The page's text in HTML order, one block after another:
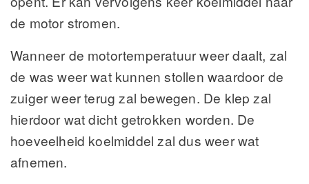
de motor stromen.
Wanneer de motortemperatuur weer daalt, zal
de was weer wat kunnen stollen waardoor de
zuiger weer terug zal bewegen. De klep zal
hierdoor wat dicht getrokken worden. De
hoeveelheid koelmiddel zal dus weer wat
afnemen.